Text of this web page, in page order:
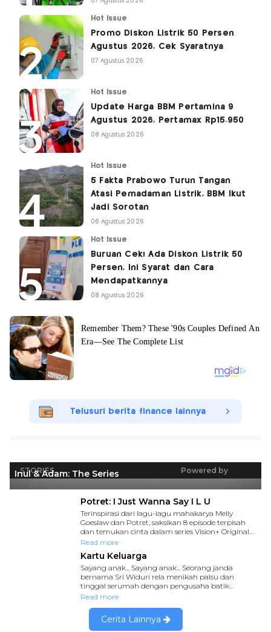
Hot Issue
Promo Diskon Listrik 50 Persen
Agustus 2026, Cek Syaratnya
07 Agustus 2026
Hot Issue
Update Harga BBM Pertamina 9
Agustus 2026, Pertamax Rp15.950
08 Agustus 2026
Hot Issue
5 Fakta Prabowo Turun Tangan
Atasi Pemadaman Listrik, BBM Ikut
Jadi Sorotan
06 Agustus 2026
Hot Issue
Buruan Cek! Ada Diskon Listrik 50
Persen, Ini Syarat dan Cara
Mendapatkannya
08 Agustus 2026
Telusuri berita finance lainnya